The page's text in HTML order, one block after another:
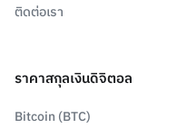
ติดต่อเรา
ราคาสกุลเงินดิจิตอล
Bitcoin (BTC)